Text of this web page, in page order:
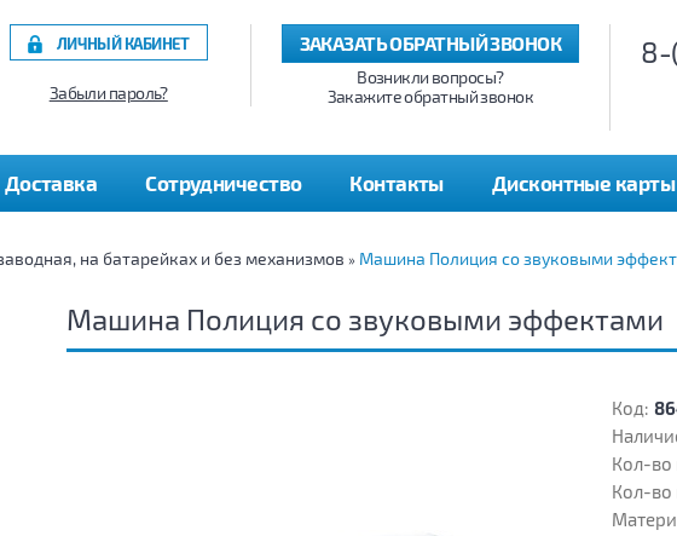
8-
ЗАКАЗАТЬ ОБРАТНЫЙ ЗВОНОК
Возникли вопросы?
Закажите обратный звонок
ЛИЧНЫЙ КАБИНЕТ
Забыли пароль?
Доставка Сотрудничество Контакты Дисконтные карты
на батарейках и без механизмов » Машина Полиция со звуковыми
Машина Полиция со звуковыми эффектами
Код:
Кол-во
Кол-во